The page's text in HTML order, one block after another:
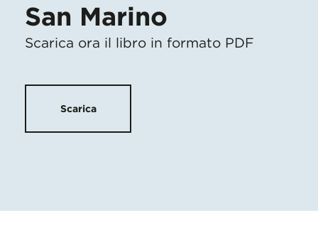
San Marino
Scarica ora il libro in formato PDF
Scarica